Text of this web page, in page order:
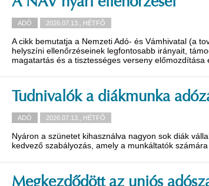
ADÓ 2026.07.13., HÉTFŐ
A cikk bemutatja a Nemzeti Adó- és Vámhivatal (a
helyszíni ellenőrzéseinek legfontosabb irányait,
magatartás és a tisztességes verseny előmozdítása
Tudnivalók a diákmunka
ADÓ 2026.07.13., HÉTFŐ
Nyáron a szünetet kihasználva nagyon sok diák
kedvező szabályozás, amely a munkáltatók